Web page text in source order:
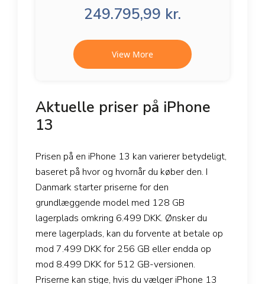
249.795,99 kr.
View More
Aktuelle priser på iPhone
13
Prisen på en iPhone 13 kan varierer betydeligt,
baseret på hvor og hvornår du køber den. I
Danmark starter priserne for den
grundlæggende model med 128 GB
lagerplads omkring 6.499 DKK. Ønsker du
mere lagerplads, kan du forvente at betale op
mod 7.499 DKK for 256 GB eller endda op
mod 8.499 DKK for 512 GB-versionen.
Priserne kan stige, hvis du vælger iPhone 13